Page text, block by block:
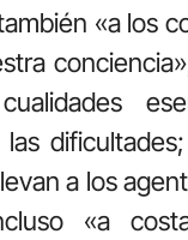
«a los
a los
«a